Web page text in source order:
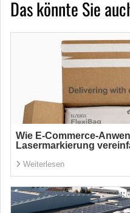
Das könnte Sie
Wie E-Commerce-
Lasermarkierung
Weiterlesen